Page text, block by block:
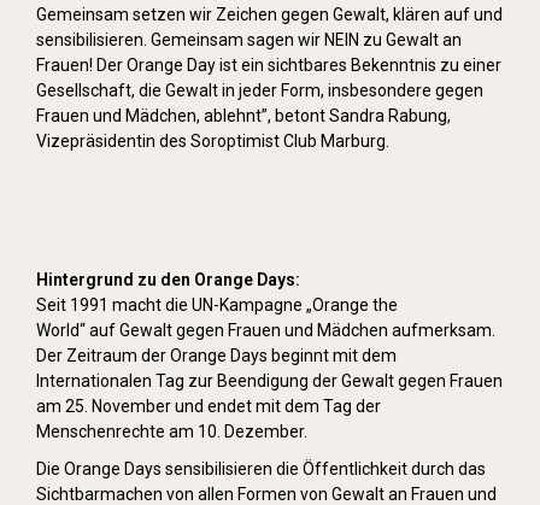
Gemeinsam setzen wir Zeichen gegen Gewalt, klären auf und
sensibilisieren. Gemeinsam sagen wir NEIN zu Gewalt an
Frauen! Der Orange Day ist ein sichtbares Bekenntnis zu einer
Gesellschaft, die Gewalt in jeder Form, insbesondere gegen
Frauen und Mädchen, ablehnt”, betont Sandra Rabung,
Vizepräsidentin des Soroptimist Club Marburg.
Hintergrund zu den Orange Days:
Seit 1991 macht die UN-Kampagne „Orange the
World“ auf Gewalt gegen Frauen und Mädchen aufmerksam.
Der Zeitraum der Orange Days beginnt mit dem
Internationalen Tag zur Beendigung der Gewalt gegen Frauen
am 25. November und endet mit dem Tag der
Menschenrechte am 10. Dezember.
Die Orange Days sensibilisieren die Öffentlichkeit durch das
Sichtbarmachen von allen Formen von Gewalt an Frauen und